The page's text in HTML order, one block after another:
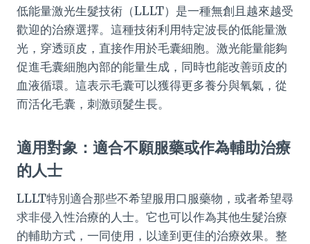
低能量激光生髮技術（LLLT）是一種無創且越來越受
歡迎的治療選擇。這種技術利用特定波長的低能量激
光，穿透頭皮，直接作用於毛囊細胞。激光能量能夠
促進毛囊細胞內部的能量生成，同時也能改善頭皮的
血液循環。這表示毛囊可以獲得更多養分與氧氣，從
而活化毛囊，刺激頭髮生長。
適用對象：適合不願服藥或作為輔助治療
的人士
LLLT特別適合那些不希望服用口服藥物，或者希望尋
求非侵入性治療的人士。它也可以作為其他生髮治療
的輔助方式，一同使用，以達到更佳的治療效果。整